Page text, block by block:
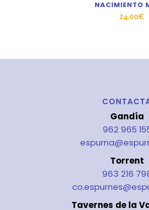
NACIMIENTO
24,00€
Gandía
962 965
Torrent
963 216
Tavernes de la